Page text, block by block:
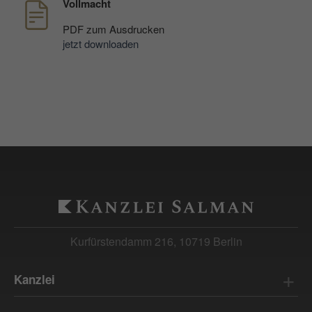
Vollmacht
PDF zum Ausdrucken
jetzt downloaden
Kurfürstendamm 216, 10719 Berlin
Kanzlei
Laufzeit: 90 Tage
Anbieter: Google
Datenschutzerklärung
Datenschutzerklärung